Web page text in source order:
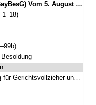
S. 410, 764) BayRS 2032-1-1-F (Art. 1–111)
1–18)
und Gerichtsvollzieherinnen